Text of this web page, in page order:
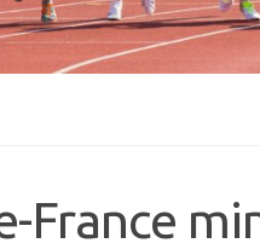
France